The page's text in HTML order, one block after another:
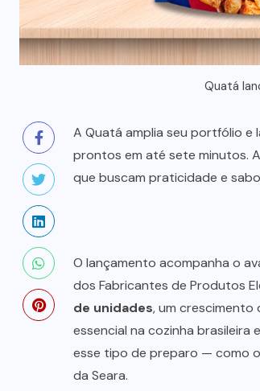
Quatá
A Quatá amplia seu portfólio e
prontos em até sete minutos.
que buscam praticidade e
O lançamento acompanha o
dos Fabricantes de Produtos
de unidades, um crescimento
essencial na cozinha brasileira
esse tipo de preparo — como o
da Seara.